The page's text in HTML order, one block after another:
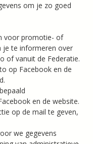
om je zo goed
voor promotie- of
je te informeren over
of vanuit de Federatie.
op Facebook en de
en de website.
op de mail te geven,
we gegevens